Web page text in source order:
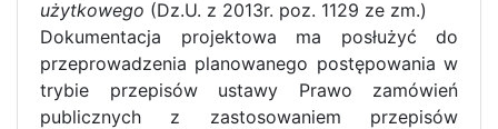
użytkowego (Dz.U. z 2013r. poz. 1129 ze zm.)
Dokumentacja projektowa ma posłużyć do
przeprowadzenia planowanego postępowania w
trybie przepisów ustawy Prawo zamówień
publicznych z zastosowaniem przepisów